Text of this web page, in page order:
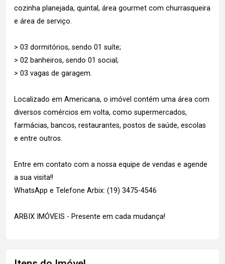
cozinha planejada, quintal, área gourmet com churrasqueira
e área de serviço.
> 03 dormitórios, sendo 01 suíte;
> 02 banheiros, sendo 01 social;
> 03 vagas de garagem.
Localizado em Americana, o imóvel contém uma área com
diversos comércios em volta, como supermercados,
farmácias, bancos, restaurantes, postos de saúde, escolas
e entre outros.
Entre em contato com a nossa equipe de vendas e agende
a sua visita!!
WhatsApp e Telefone Arbix: (19) 3475-4546
ARBIX IMÓVEIS - Presente em cada mudança!